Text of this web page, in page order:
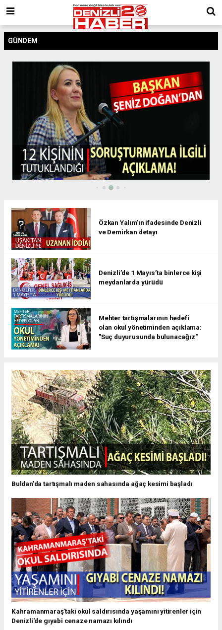
GÜNDEM
Özkan Yalım'ın ifadesinde Denizli
ve Demirkan detayı
Denizli’de 1 Mayıs’ta binlerce kişi
meydanlarda yürüdü
Mehter tartışmalarının hedefi
olan okul yönetiminden açıklama:
"Suç duyurusunda bulunacağız"
Buldan’da tartışmalı maden sahasında ağaç kesimi başladı
Kahramanmaraş'taki okul saldırısında yaşamını yitirenler için
Denizli'de gıyabi cenaze namazı kılındı